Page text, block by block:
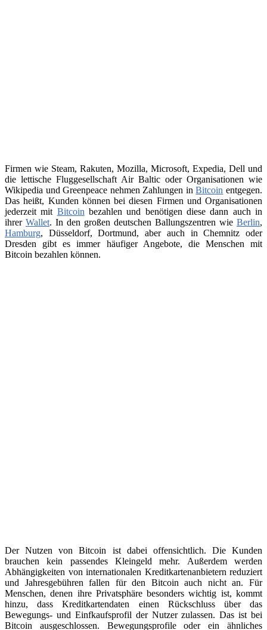
Firmen wie Steam, Rakuten, Mozilla, Microsoft, Expedia, Dell und
die lettische Fluggesellschaft Air Baltic oder Organisationen wie
Wikipedia und Greenpeace nehmen Zahlungen inBitcoin entgegen.
Das heißt, Kunden können bei diesen Firmen und Organisationen
jederzeit mit Bitcoin bezahlen und benötigen diese dann auch in
ihrer Wallet. In den großen deutschen Ballungszentren wie Berlin,
Hamburg, Düsseldorf, Dortmund, aber auch in Chemnitz oder
Dresden gibt es immer häufiger Angebote, die Menschen mit
Bitcoin bezahlen können.
Der Nutzen von Bitcoin ist dabei offensichtlich. Die Kunden
brauchen kein passendes Kleingeld mehr. Außerdem werden
Abhängigkeiten von internationalen Kreditkartenanbietern reduziert
und Jahresgebühren fallen für den Bitcoin auch nicht an. Für
Menschen, denen ihre Privatsphäre besonders wichtig ist, kommt
hinzu, dass Kreditkartendaten einen Rückschluss über das
Bewegungs- und Einfkaufsprofil der Nutzer zulassen. Das ist bei
Bitcoin ausgeschlossen. Bewegungsprofile oder ein ähnliches